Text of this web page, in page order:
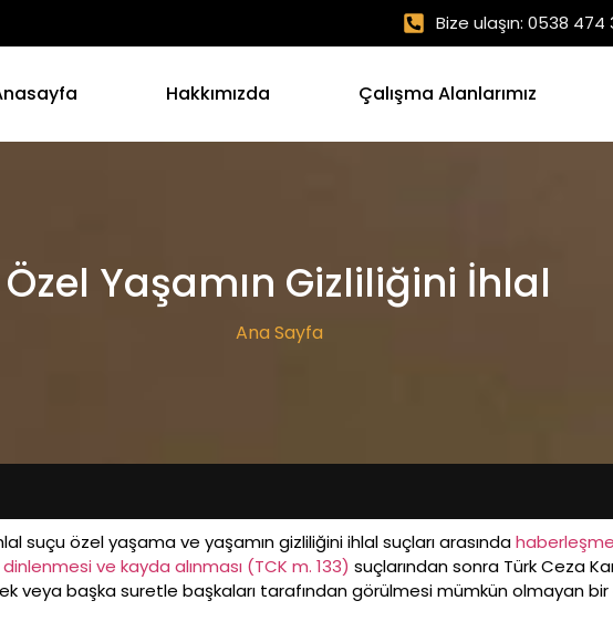
Bize ulaşın: 0538 474
Hakkımızda Çalışma Alanlarımız
Özel Yaşamın Gizliliğini İhlal
Ana Sayfa
suçu özel yaşama ve yaşamın gizliliğini ihlal suçları arasında
ve kayda alınması (TCK m. 133) suçlarından sonra Türk Ceza
veya başka suretle başkaları tarafından görülmesi mümkün olmayan bir